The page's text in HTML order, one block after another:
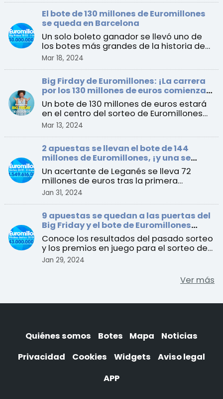
El bote de 130 millones de Euromillones
se queda en Barcelona
Un solo boleto ganador se llevó uno de
los botes más grandes de la historia de
España al ganar e ...
Mar 18, 2024
Big Firday de Euromillones: ¡La carrera
por los 130 millones de euros comienza
este viernes!
Un bote de 130 millones de euros estará
en el centro del sorteo de Euromillones
Mar 13, 2024
2 apuestas se llevan el bote de 144
millones de Euromillones, ¡y una se
queda en España!
Un acertante de Leganés se lleva 72
millones de euros tras la primera
Jan 31, 2024
9 apuestas se quedan a las puertas del
Big Friday y el bote de Euromillones
alcanza los 143 millones de euros
Conoce los resultados del pasado sorteo
y los premios en juego para el sorteo del
martes 30 de enero
Jan 29, 2024
Ver más
Quiénes somos Botes Mapa
Noticias
Privacidad
Cookies Widgets
Aviso legal
APP